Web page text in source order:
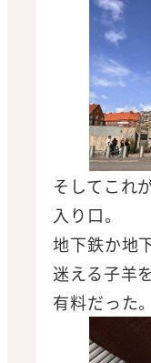
そしてこれ
入り口。
地下鉄か地
迷える子羊
有料だった。